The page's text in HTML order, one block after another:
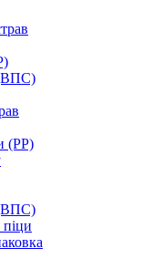
(ВПС)
(PP)